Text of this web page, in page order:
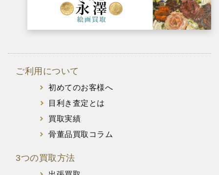
ご利用について
初めてのお客様へ
目利き査定とは
買取実績
骨董品買取コラム
3つの買取方法